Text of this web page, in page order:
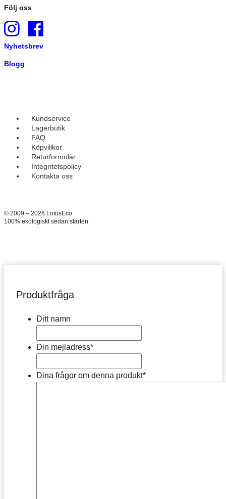
Följ oss
Nyhetsbrev
Blogg
Kundservice
Lagerbutik
FAQ
Köpvillkor
Returformulär
Integritetspolicy
Kontakta oss
© 2009 – 2026 LotusEco
100% ekologiskt sedan starten.
Produktfråga
Ditt namn
Din mejladress*
Dina frågor om denna produkt*